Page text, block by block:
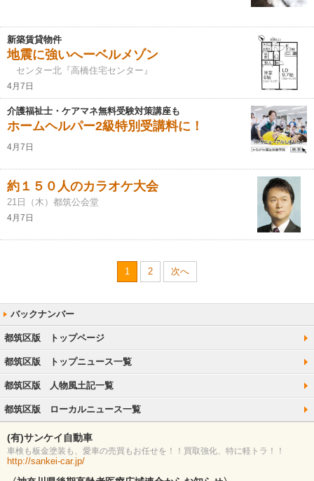
新築賃貸物件
地震に強いへーベルメゾン
センター北『高橋住宅センター』
4月7日
介護福祉士・ケアマネ無料受験対策講座も
ホームヘルパー2級特別受講料に！
4月7日
約１５０人のカラオケ大会
21日（木）都筑公会堂
4月7日
1 2 次へ
都筑区版 トップページ
都筑区版 トップニュース一覧
都筑区版 人物風土記一覧
都筑区版 ローカルニュース一覧
(有)サンケイ自動車
車検も板金塗装も、愛車の売買もお任せを！！買取強化、特に軽トラ！！
http://sankei-car.jp/